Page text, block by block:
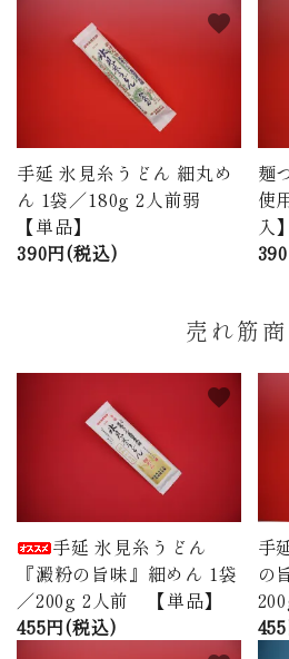
手延 氷見糸うどん 細丸め
ん 1袋／180g 2人前弱
【単品】
390円(税込)
favorite
麺
使
入】
売れ筋
手延 氷見糸うどん
『澱粉の旨味』細めん 1袋
／200g 2人前 【単品】
455円(税込)
favorite
手
の